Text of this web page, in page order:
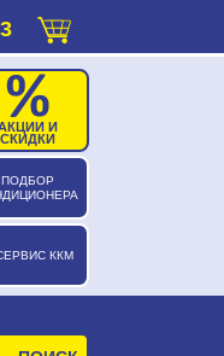
ПОДБОР
ККМ
И
СКИДКИ